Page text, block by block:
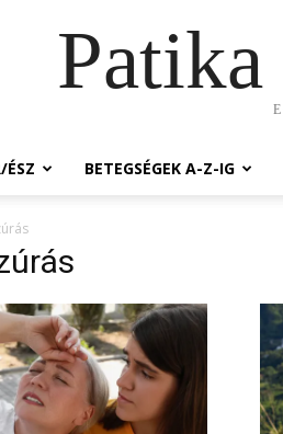
ÉSZ BETEGSÉGEK A-Z-IG